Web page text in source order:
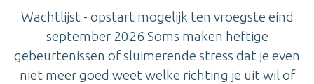
Wachtlijst - opstart mogelijk ten vroegste eind
september 2026 Soms maken heftige
gebeurtenissen of sluimerende stress dat je even
niet meer goed weet welke richting je uit wil of